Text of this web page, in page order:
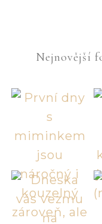
Nejnovější